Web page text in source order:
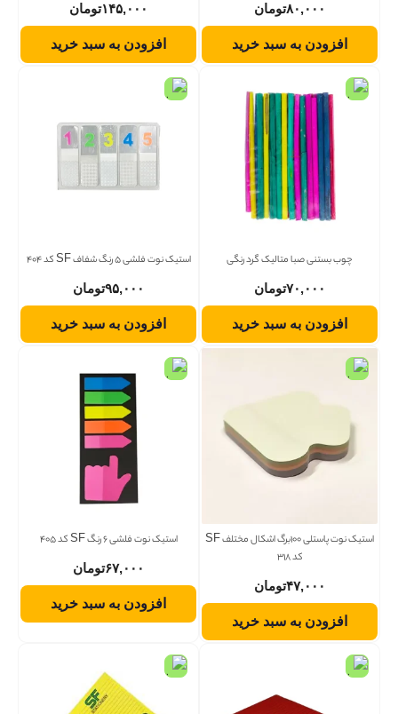
۸۰,۰۰۰تومان
افزودن به سبد خرید
۱۴۵,۰۰۰تومان
افزودن به سبد خرید
چوب بستنی صبا متالیک گرد رنگی
۷۰,۰۰۰تومان
افزودن به سبد خرید
استیک نوت فلشی 5 رنگ شفاف SF کد 404
۹۵,۰۰۰تومان
افزودن به سبد خرید
استیک نوت پاستلی 100برگ اشکال مختلف SF
۴۷,۰۰۰تومان
افزودن به سبد خرید
استیک نوت فلشی 6 رنگ SF کد 405
۶۷,۰۰۰تومان
افزودن به سبد خرید